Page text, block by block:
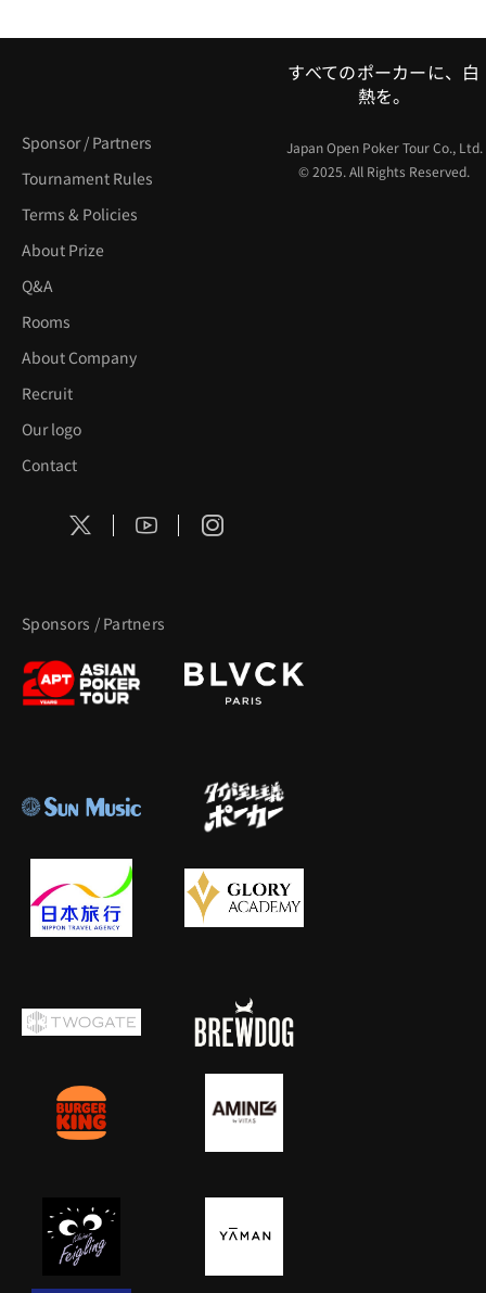
Sponsor / Partners
Tournament Rules
Terms & Policies
About Prize
Q&A
Rooms
About Company
Recruit
Our logo
Contact
Sponsors / Partners
すべてのポーカーに、白
熱を。
Japan Open Poker Tour Co., Ltd.
© 2025. All Rights Reserved.